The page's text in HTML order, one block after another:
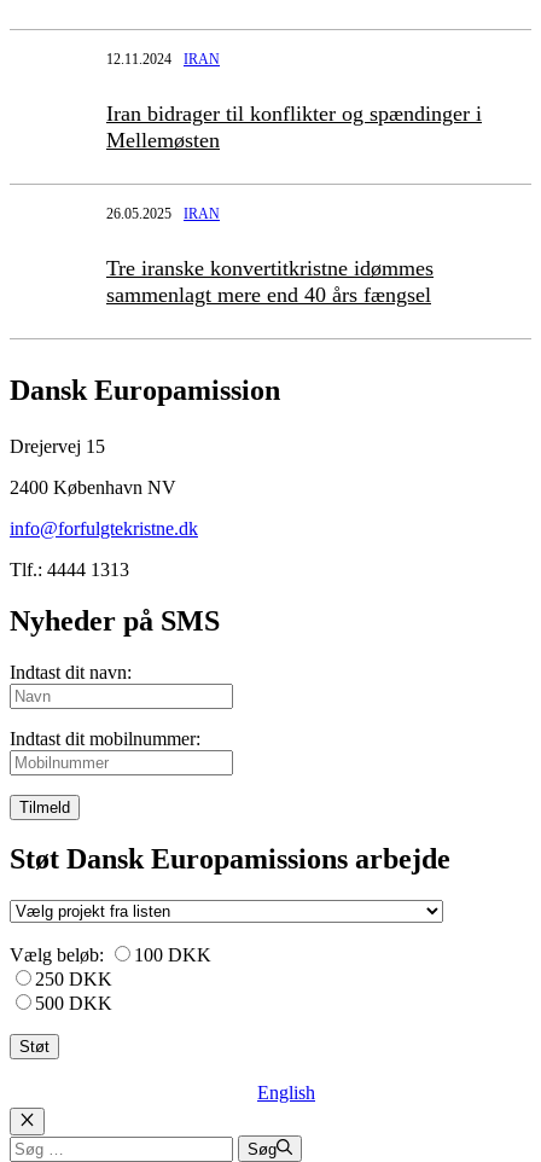
12.11.2024 IRAN
Iran bidrager til konflikter og spændinger i
Mellemøsten
26.05.2025 IRAN
Tre iranske konvertitkristne idømmes
sammenlagt mere end 40 års fængsel
Dansk Europamission
Drejervej 15
2400 København NV
info@forfulgtekristne.dk
Tlf.: 4444 1313
Nyheder på SMS
Indtast dit navn:
Indtast dit mobilnummer:
Tilmeld
Støt Dansk Europamissions arbejde
Vælg beløb:
100 DKK
250 DKK
500 DKK
English
Luk
Søg
Søg